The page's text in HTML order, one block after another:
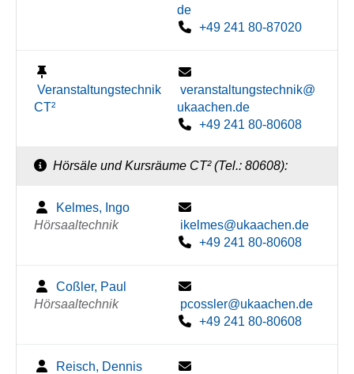
de
+49 241 80-87020
Veranstaltungstechnik
CT²
veranstaltungstechnik@
ukaachen.de
+49 241 80-80608
Hörsäle und Kursräume CT² (Tel.: 80608):
Kelmes, Ingo
Hörsaaltechnik
ikelmes@ukaachen.de
+49 241 80-80608
Coßler, Paul
Hörsaaltechnik
pcossler@ukaachen.de
+49 241 80-80608
Reisch, Dennis